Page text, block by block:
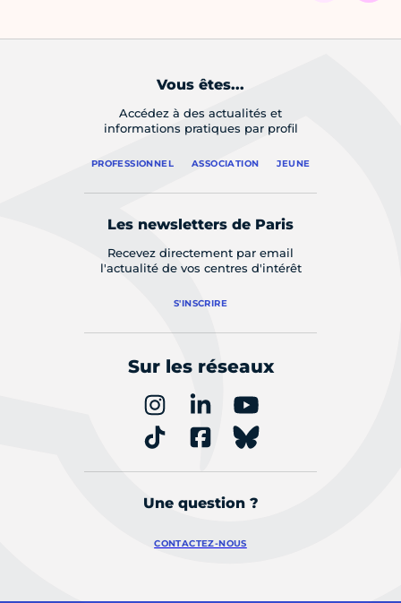
Vous êtes...
Accédez à des actualités et
informations pratiques par profil
PROFESSIONNEL ASSOCIATION JEUNE
Les newsletters de Paris
Recevez directement par email
l'actualité de vos centres d'intérêt
S'INSCRIRE
Sur les réseaux
Une question ?
CONTACTEZ-NOUS